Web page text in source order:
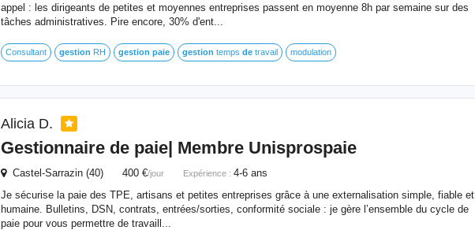
appel : les dirigeants de petites et moyennes entreprises passent en moyenne 8h par semaine sur des
tâches administratives. Pire encore, 30% d'ent...
Consultant gestion RH gestion paie gestion temps detravail modulation
Alicia D.
Gestionnaire de paie| Membre Unisprospaie
Castel-Sarrazin (40) 400 €/jour Expérience : 4-6 ans
Je sécurise la paie des TPE, artisans et petites entreprises grâce à une externalisation simple, fiable et
humaine. Bulletins, DSN, contrats, entrées/sorties, conformité sociale : je gère l’ensemble du cycle de
paie pour vous permettre de travaill...